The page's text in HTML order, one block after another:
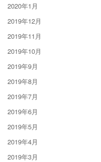
2020年1月
2019年12月
2019年11月
2019年10月
2019年9月
2019年8月
2019年7月
2019年6月
2019年5月
2019年4月
2019年3月